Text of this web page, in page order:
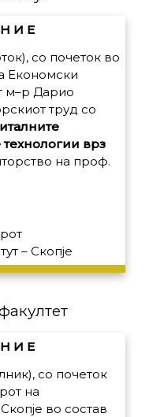
И Е
), со почеток во
Економски
м–р Дарио
труд со
технологии врз
на проф.
– Скопје
И Е
со почеток
на
во состав